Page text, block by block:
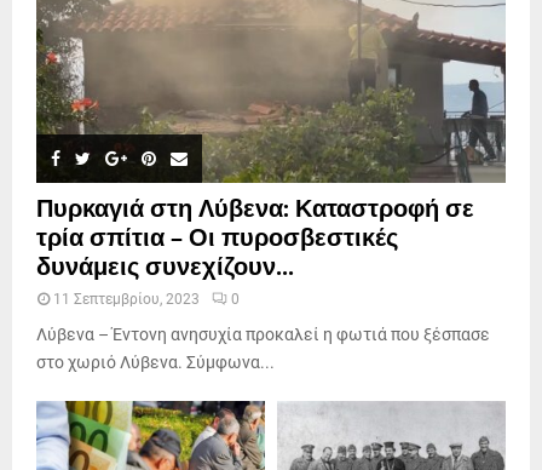
Πυρκαγιά στη Λύβενα: Καταστροφή σε
τρία σπίτια – Οι πυροσβεστικές
δυνάμεις συνεχίζουν...
11 Σεπτεμβρίου, 2023 0
Λύβενα – Έντονη ανησυχία προκαλεί η φωτιά που ξέσπασε
στο χωριό Λύβενα. Σύμφωνα...